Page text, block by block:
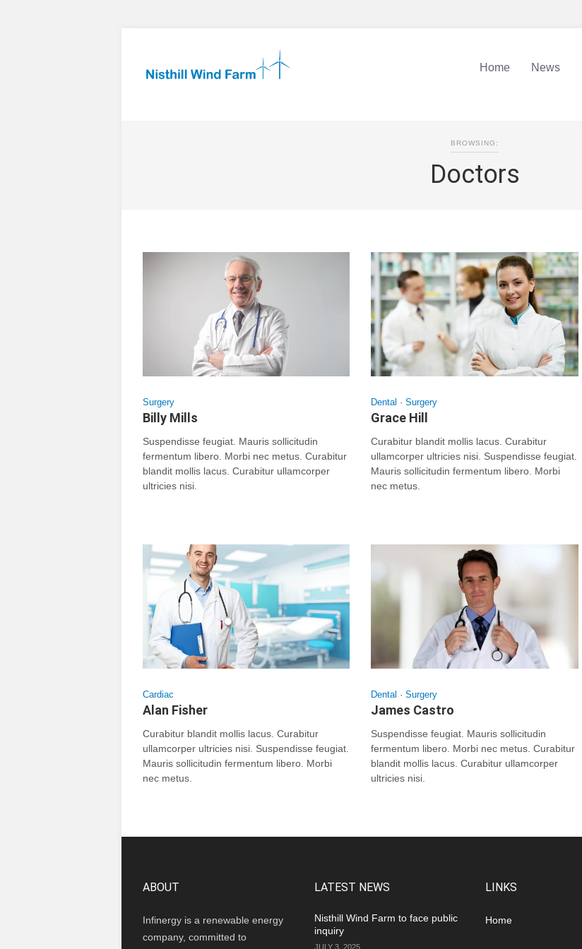
Home News
BROWSING:
Doctors
Surgery
Billy Mills
Suspendisse feugiat. Mauris sollicitudin
fermentum libero. Morbi nec metus. Curabitur
blandit mollis lacus. Curabitur ullamcorper
ultricies nisi.
Dental ·Surgery
Grace Hill
Curabitur blandit mollis lacus. Curabitur
ullamcorper ultricies nisi. Suspendisse feugiat.
Mauris sollicitudin fermentum libero. Morbi
nec metus.
Cardiac
Alan Fisher
Curabitur blandit mollis lacus. Curabitur
ullamcorper ultricies nisi. Suspendisse feugiat.
Mauris sollicitudin fermentum libero. Morbi
nec metus.
Dental ·Surgery
James Castro
Suspendisse feugiat. Mauris sollicitudin
fermentum libero. Morbi nec metus. Curabitur
blandit mollis lacus. Curabitur ullamcorper
ultricies nisi.
ABOUT
Infinergy is a renewable energy
company, committed to
LATEST NEWS
Nisthill Wind Farm to face public
inquiry
JULY 3, 2025
LINKS
Home